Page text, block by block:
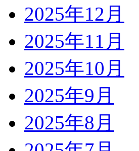
2025年12月
2025年11月
2025年10月
2025年9月
2025年8月